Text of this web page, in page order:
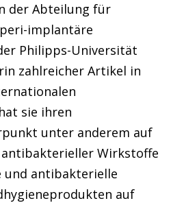
der Abteilung für
implantäre
Philipps-Universität
zahlreicher Artikel in
sie ihren
unter anderem auf
Wirkstoffe
und antibakterielle
auf